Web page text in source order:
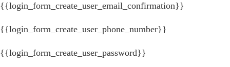
{{login_form_create_user_email_confirmation}}
{{login_form_create_user_phone_number}}
{{login_form_create_user_password}}